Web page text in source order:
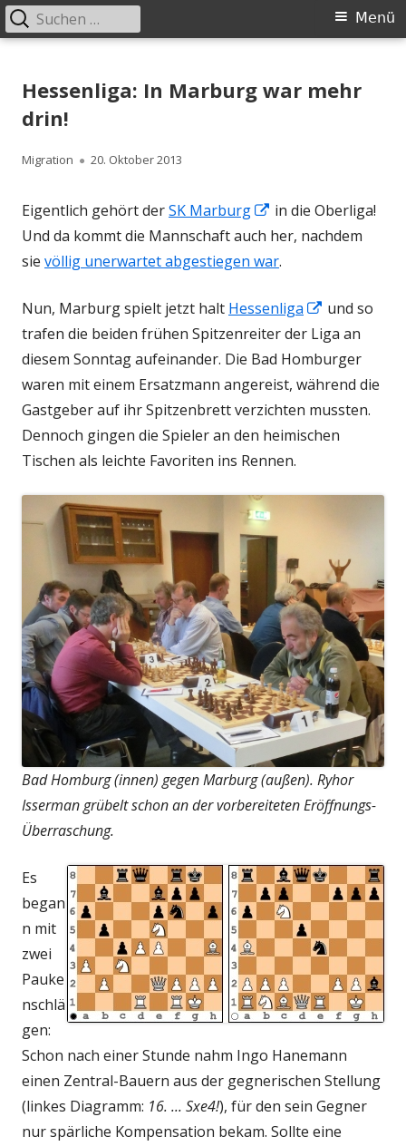
zum
Primäres
Menü
Suchen
nach:
Hessenliga: In Marburg war mehr
drin!
Autor
Migration
Veröffentlicht
20. Oktober 2013
Eigentlich gehört derSK Marburg
In
neuem
Fenster
in die Oberliga!
Und da kommt die Mannschaft auch her, nachdem
sie völlig unerwartet abgestiegen war.
Nun, Marburg spielt jetzt halt Hessenliga
In
neuem
Fenster
öffnen
und so
trafen die beiden frühen Spitzenreiter der Liga an
diesem Sonntag aufeinander. Die Bad Homburger
waren mit einem Ersatzmann angereist, während die
Gastgeber auf ihr Spitzenbrett verzichten mussten.
Dennoch gingen die Spieler an den heimischen
Tischen als leichte Favoriten ins Rennen.
Bad Homburg (innen) gegen Marburg (außen). Ryhor
Isserman grübelt schon an der vorbereiteten Eröffnungs-
Überraschung.
Es
began
n mit
zwei
Pauke
nschlä
gen:
Schon nach einer Stunde nahm Ingo Hanemann
einen Zentral-Bauern aus der gegnerischen Stellung
(linkes Diagramm: 16. ... Sxe4!), für den sein Gegner
nur spärliche Kompensation bekam. Sollte eine